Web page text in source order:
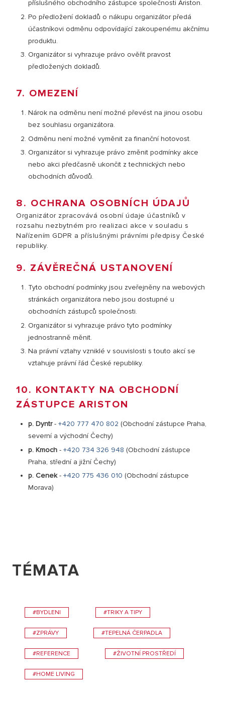
příslušného obchodního zástupce společnosti Ariston.
Po předložení dokladů o nákupu organizátor předá
účastníkovi odměnu odpovídající zakoupenému akčnímu
produktu.
Organizátor si vyhrazuje právo ověřit pravost
předložených dokladů.
7. OMEZENÍ
Nárok na odměnu není možné převést na jinou osobu
bez souhlasu organizátora.
Odměnu není možné vyměnit za finanční hotovost.
Organizátor si vyhrazuje právo změnit podmínky akce
nebo akci předčasně ukončit z technických nebo
obchodních důvodů.
8. OCHRANA OSOBNÍCH ÚDAJŮ
Organizátor zpracovává osobní údaje účastníků v
rozsahu nezbytném pro realizaci akce v souladu s
Nařízením GDPR a příslušnými právními předpisy České
republiky.
9. ZÁVĚREČNÁ USTANOVENÍ
Tyto obchodní podmínky jsou zveřejněny na webových
stránkách organizátora nebo jsou dostupné u
obchodních zástupců společnosti.
Organizátor si vyhrazuje právo tyto podmínky
jednostranně měnit.
Na právní vztahy vzniklé v souvislosti s touto akcí se
vztahuje právní řád České republiky.
10. KONTAKTY NA OBCHODNÍ
ZÁSTUPCE ARISTON
p. Dyntr- +420 777 470 802 (Obchodní zástupce Praha,
severní a východní Čechy)
p. Kmoch - +420 734 326 948 (Obchodní zástupce
Praha, střední a jižní Čechy)
p. Cenek- +420 775 436 010 (Obchodní zástupce
Morava)
TÉMATA
#BYDLENI #TRIKY A TIPY
#ZPRÁVY #TEPELNÁ ČERPADLA
#REFERENCE #ŽIVOTNÍ PROSTŘEDÍ
#HOME LIVING